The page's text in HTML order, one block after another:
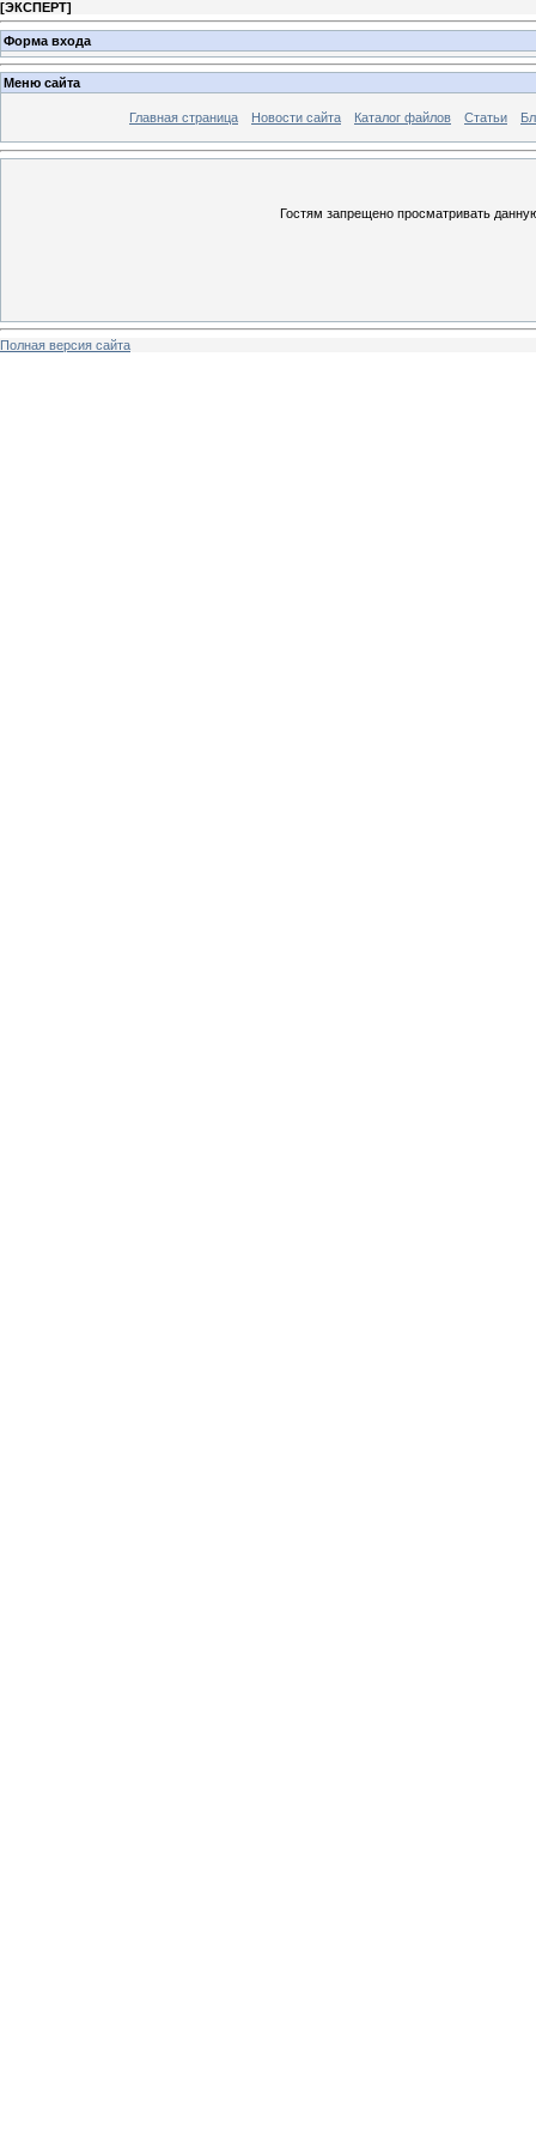
[ЭКСПЕРТ]
Форма входа
Меню сайта
Главная страница Новости сайта Каталог файлов Статьи
Гостям запрещено просматривать
Полная версия сайта